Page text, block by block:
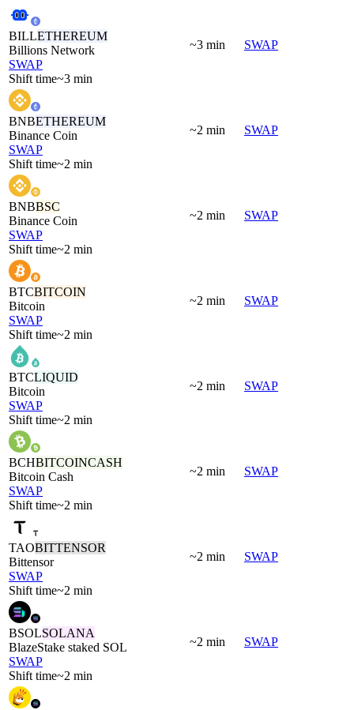
BILLETHEREUM
Billions Network
SWAP
Shift time~3 min
~3 min SWAP
BNBETHEREUM
Binance Coin
SWAP
Shift time~2 min
~2 min SWAP
BNBBSC
Binance Coin
SWAP
Shift time~2 min
~2 min SWAP
BTCBITCOIN
Bitcoin
SWAP
Shift time~2 min
~2 min SWAP
BTCLIQUID
Bitcoin
SWAP
Shift time~2 min
~2 min SWAP
BCHBITCOINCASH
Bitcoin Cash
SWAP
Shift time~2 min
~2 min SWAP
TAOBITTENSOR
Bittensor
SWAP
Shift time~2 min
~2 min SWAP
BSOLSOLANA
BlazeStake staked SOL
SWAP
Shift time~2 min
~2 min SWAP